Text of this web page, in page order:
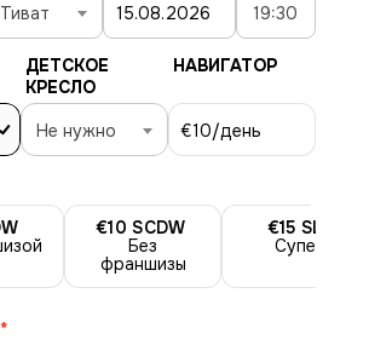
19:30
ДЕТСКОЕ
КРЕСЛО
Не нужно
НАВИГАТОР
€10/день
€10 SCDW
Без
франшизы
€15 SLI
Супер
*